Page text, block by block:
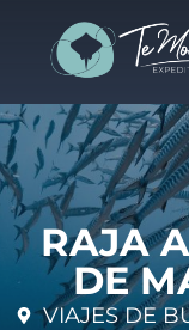
RAJA
DE
VIAJES DE